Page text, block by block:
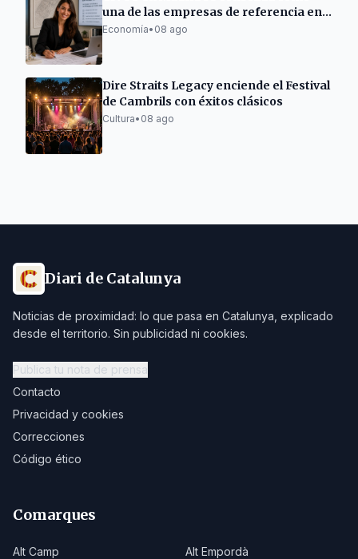
una de las empresas de referencia en
la tramitación de licencias turísticas
Economía• 08 ago
Dire Straits Legacy enciende el Festival
de Cambrils con éxitos clásicos
Cultura• 08 ago
Diari de Catalunya
Noticias de proximidad: lo que pasa en Catalunya, explicado
desde el territorio. Sin publicidad ni cookies.
Publica tu nota de prensa
Contacto
Privacidad y cookies
Correcciones
Código ético
Comarques
Alt Camp
Alt Empordà